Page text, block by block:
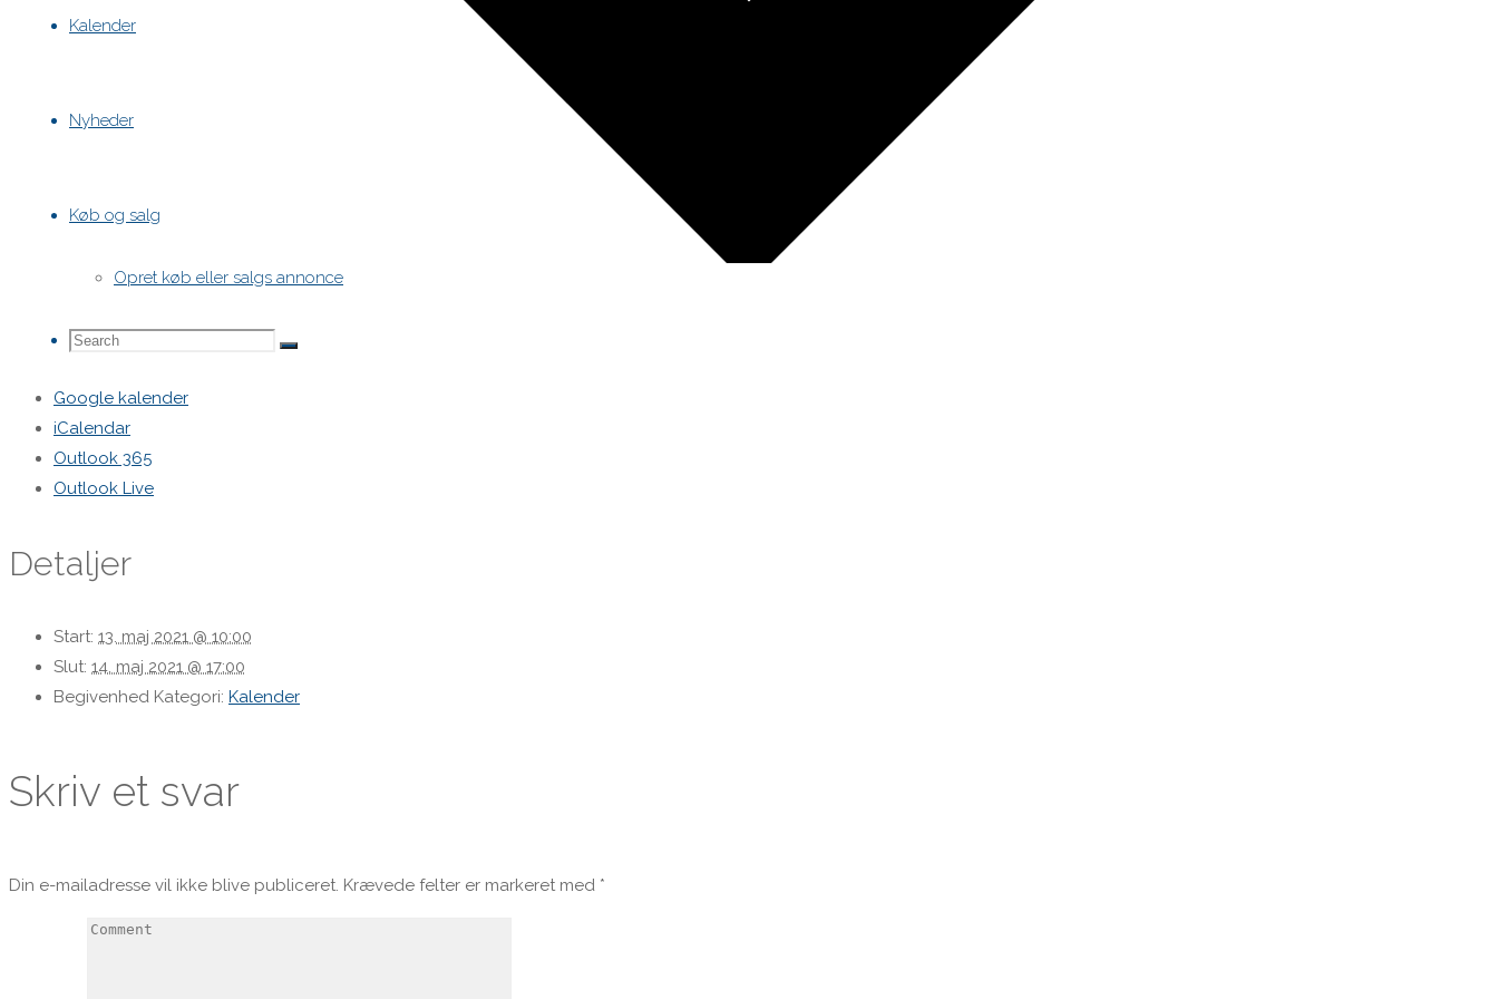
Kalender
Nyheder
Køb og salg
Opret køb eller salgs annonce
Search
Search
for:
Search
Google kalender
iCalendar
Outlook 365
Outlook Live
Detaljer
Start: 13. maj 2021 @ 10:00
Slut: 14. maj 2021 @ 17:00
Begivenhed Kategori: Kalender
Skriv et svar
Din e-mailadresse vil ikke blive publiceret. Krævede felter er markeret med *